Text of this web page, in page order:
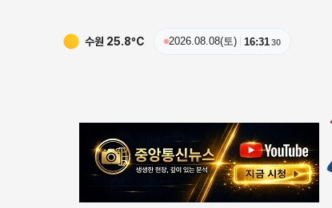
수원 25.8ºC 2026.08.08(토) 16:3131